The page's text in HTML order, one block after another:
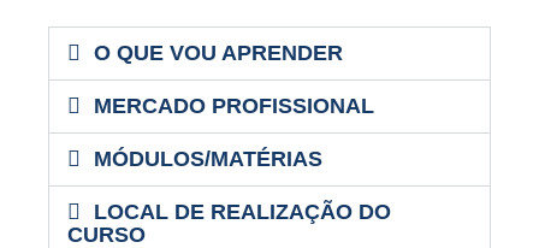
O QUE VOU APRENDER
MERCADO PROFISSIONAL
MÓDULOS/MATÉRIAS
LOCAL DE REALIZAÇÃO DO
CURSO